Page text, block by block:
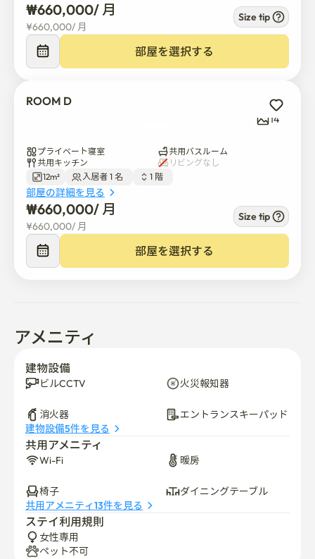
₩660,000/ 月
¥660,000/ 月
Size tip
部屋を選択する
ROOM D
14
プライベート寝室
共用バスルーム
共用キッチン
リビングなし
12m²
入居者 1 名 1 階
部屋の詳細を見る
₩660,000/ 月
¥660,000/ 月
Size tip
部屋を選択する
アメニティ
建物設備
ビルCCTV 火災報知器
消火器
エントランスキーパッド
建物設備5件を見る
共用アメニティ
Wi-Fi 暖房
椅子
ダイニングテーブル
共用アメニティ13件を見る
ステイ利用規則
女性専用
ペット不可